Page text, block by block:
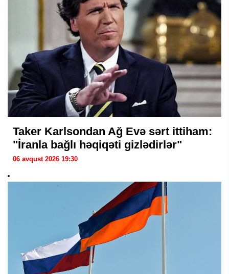
Taker Karlsondan Ağ Evə sərt ittiham:
"İranla bağlı həqiqəti gizlədirlər"
06 avqust 2026 19:30